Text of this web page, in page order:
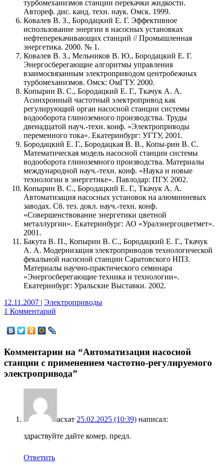
турбомеханизмов станции перекачки жидкости.
Автореф. дис. канд. техн. наук. Омск. 1999.
Ковалев В. З., Бородацкий Е. Г. Эффективное
использование энергии в насосных установках
нефтеперекачивающих станций // Промышленная
энергетика. 2000. № 1.
Ковалев В. З., Мельников В. Ю., Бородацкий Е. Г.
Энергосберегающие алгоритмы управления
взаимосвязанным электроприводом центробежных
турбомеханизмов. Омск: ОмГТУ. 2000.
Копырин В. С., Бородацкий Е. Г., Ткачук А. А.
Асинхронный частотный электропривод как
регулирующий орган насосной станции системы
водооборота глиноземного производства. Труды
двенадцатой науч.-техн. конф. «Электроприводы
переменного тока». Екатеринбург: УГТУ, 2001.
Бородацкий Е. Г., Бородацкая В. В., Копы-рин В. С.
Математическая модель насосной станции системы
водооборота глиноземного производства. Материалы
международной науч.-техн. конф. «Наука и новые
технологии в энергетике». Павлодар: ПГУ. 2002.
Копырин В. С., Бородацкий Е. Г., Ткачук А. А.
Автоматизация насосных установок на алюминиевых
заводах. Сб. тез. докл. науч.-техн. конф.
«Совершенствование энергетики цветной
металлургии». Екатеринбург: АО «Уралэнергоцветмет».
2001.
Бакута В. П., Копырин В. С., Бородацкий Е. Г., Ткачук
А. А. Модернизация электроприводов технологической
фекальной насосной станции Саратовского НПЗ.
Материалы научно-практического семинара
«Энергосберегающие техника и технологии».
Екатеринбург: Уральские Выставки. 2002.
12.11.2007 | Электроприводы
1 Комментарий
Комментарии на “Автоматизация насосной
станции с применением частотно-регулируемого
электропривода”
асхат 25.02.2025 (10:39) написал:
здраствуйте дайте комер. предл.
Ответить